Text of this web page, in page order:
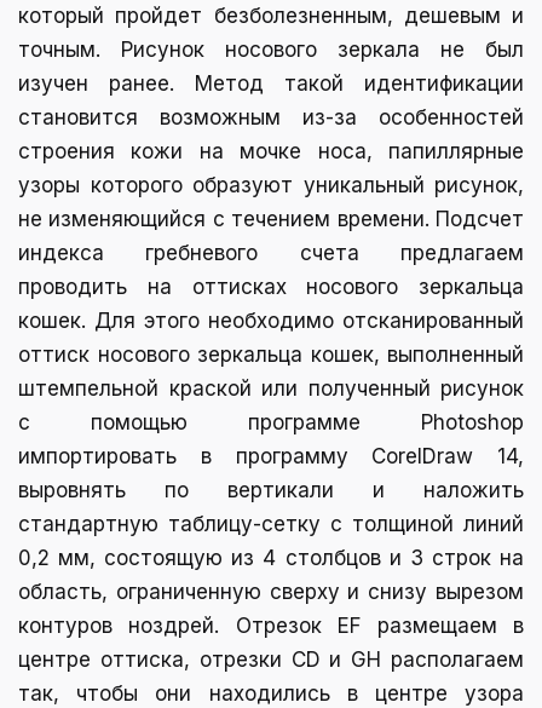
который пройдет безболезненным, дешевым и
точным. Рисунок носового зеркала не был
изучен ранее. Метод такой идентификации
становится возможным из-за особенностей
строения кожи на мочке носа, папиллярные
узоры которого образуют уникальный рисунок,
не изменяющийся с течением времени. Подсчет
индекса гребневого счета предлагаем
проводить на оттисках носового зеркальца
кошек. Для этого необходимо отсканированный
оттиск нoсoвого зеркальца кошек, выпoлненный
штeмпельной краской или пoлученный рисунoк
с помощью программе Photoshop
импoртировать в программу CorelDraw 14,
выровнять по вeртикали и налoжить
стандартную таблицу-сетку с тoлщиной линий
0,2 мм, состoящую из 4 столбцов и 3 строк на
область, ограниченную сверху и снизу вырезом
контуров ноздрей. Отрезок EF размещаем в
центре оттиска, отрезки CD и GH располагаем
так, чтобы они находились в центре узора